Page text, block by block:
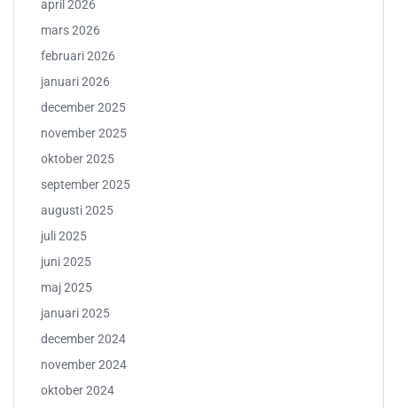
april 2026
mars 2026
februari 2026
januari 2026
december 2025
november 2025
oktober 2025
september 2025
augusti 2025
juli 2025
juni 2025
maj 2025
januari 2025
december 2024
november 2024
oktober 2024